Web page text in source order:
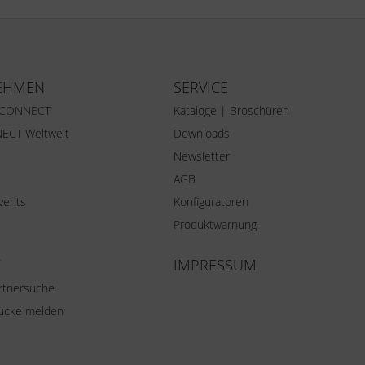
Weltweit
SERVICE
Kataloge | Broschüren
Downloads
Newsletter
AGB
Konfiguratoren
Produktwarnung
melden
IMPRESSUM